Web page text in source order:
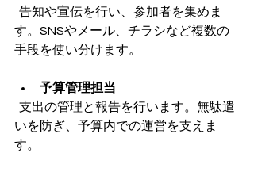
す。SNSやメール、チラシなど複数の
手段を使い分けます。
予算管理担当
いを防ぎ、予算内での運営を支えま
す。